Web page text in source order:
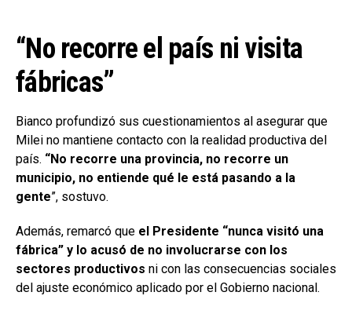
“No recorre el país ni visita
fábricas”
Bianco profundizó sus cuestionamientos al asegurar que
Milei no mantiene contacto con la realidad productiva del
país. “No recorre una provincia, no recorre un
municipio, no entiende qué le está pasando a la
gente”, sostuvo.
Además, remarcó que el Presidente “nunca visitó una
fábrica” y lo acusó de no involucrarse con los
sectores productivos ni con las consecuencias sociales
del ajuste económico aplicado por el Gobierno nacional.